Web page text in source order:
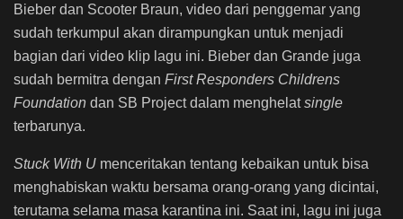
Bieber dan Scooter Braun, video dari penggemar yang
sudah terkumpul akan dirampungkan untuk menjadi
bagian dari video klip lagu ini. Bieber dan Grande juga
sudah bermitra dengan First Responders Childrens
Foundation dan SB Project dalam menghelatsingle
terbarunya.
Stuck With U menceritakan tentang kebaikan untuk bisa
menghabiskan waktu bersama orang-orang yang dicintai,
terutama selama masa karantina ini. Saat ini, lagu ini juga